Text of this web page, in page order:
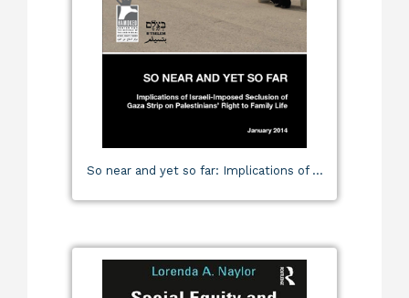
So near and yet so far: Implications of ...